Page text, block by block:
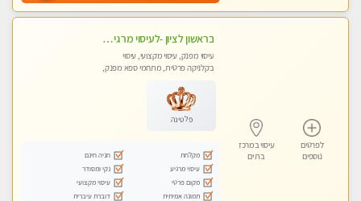
לפרטים
נוספים
עיסוי במרכז
בת ים
בראשון לציון -לעיסוי מרגיע ומפנק VIP-מומלץ לחלוטין! פרטי! ​​​​​​ Highly recommended
עיסוי מפנק, עיסוי מקצועי, עיסוי
בקלניקה פרטית, מתחמי ספא מפנק,
פלטינה
מקלחת
חניה חינם
עיסוי מרגיע
נקי ומסודר
מקום פרטי
עיסוי מקצועי
תמונה אמיתית
דוברת עיברית